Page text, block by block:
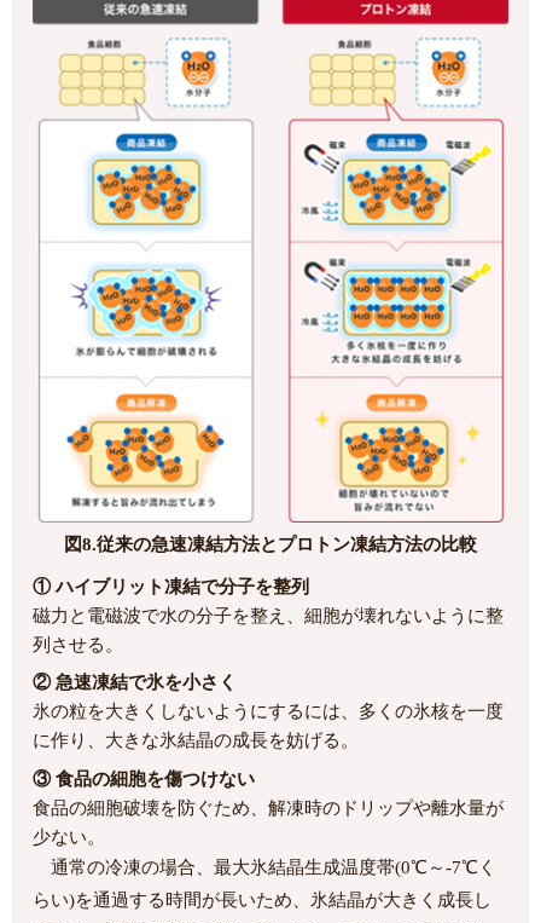
図8.従来の急速凍結方法とプロトン凍結方法の比較
① ハイブリット凍結で分子を整列
磁力と電磁波で水の分子を整え、細胞が壊れないように整
列させる。
② 急速凍結で氷を小さく
氷の粒を大きくしないようにするには、多くの氷核を一度
に作り、大きな氷結晶の成長を妨げる。
③ 食品の細胞を傷つけない
食品の細胞破壊を防ぐため、解凍時のドリップや離水量が
少ない。
通常の冷凍の場合、最大氷結晶生成温度帯(0℃～-7℃く
らい)を通過する時間が長いため、氷結晶が大きく成長し